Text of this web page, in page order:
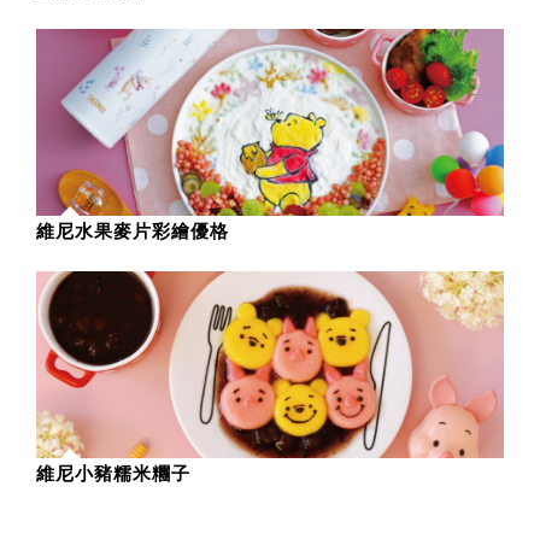
維尼水果麥片彩繪優格
維尼小豬糯米糰子